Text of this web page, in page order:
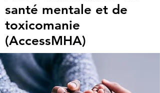
santé mentale et de
toxicomanie
(AccessMHA)